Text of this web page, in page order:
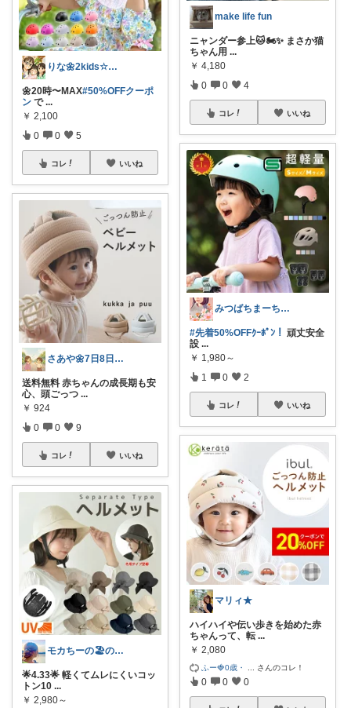
りな🌼2kids☆毎日をちょっと快適に
🌼20時〜MAX#50%OFFクーポ
ン で ...
￥ 2,100
0 0 5
コレ いいね
さあや🌼7日8日有難うございます
送料無料 赤ちゃんの成長期も安
心、頭ごっつ ...
￥ 924
0 0 9
コレ いいね
モカちーの🏖️のんびりライフ🐈✨
🌟4.33🌟 軽くてムレにくいコッ
トン10 ...
￥ 2,980～
make life fun
ニャンダー参上🐱🏍️✨ まさか猫
ちゃん用 ...
￥ 4,180
0 0 4
コレ いいね
みつばちまーちᵀᴴᴬᴺᴷ ᵞᴼᵁ ◡̈*
#先着50%OFFｸｰﾎﾟﾝ！ 頑丈安全
設 ...
￥ 1,980～
1 0 2
コレ いいね
マリィ★
ハイハイや伝い歩きを始めた赤
ちゃんって、転 ...
￥ 2,080
ふー🍓0歳・ さんのコレ！
0 0 0